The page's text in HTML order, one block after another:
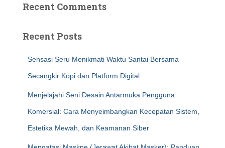
Recent Comments
Recent Posts
Sensasi Seru Menikmati Waktu Santai Bersama
Secangkir Kopi dan Platform Digital
Menjelajahi Seni Desain Antarmuka Pengguna
Komersial: Cara Menyeimbangkan Kecepatan Sistem,
Estetika Mewah, dan Keamanan Siber